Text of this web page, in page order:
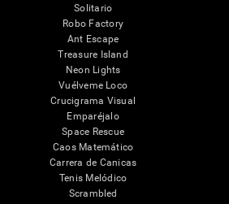
Solitario
Robo Factory
Ant Escape
Treasure Island
Neon Lights
Vuélveme Loco
Crucigrama Visual
Emparéjalo
Space Rescue
Caos Matemático
Carrera de Canicas
Tenis Melódico
Scrambled